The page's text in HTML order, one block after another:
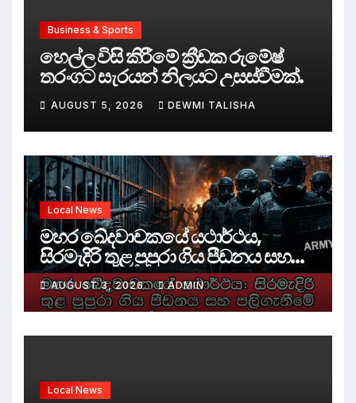
Business & Sports
හෙල්ල විසි කිරීමේ ක්‍රීඩක රුමේෂ්
තරංගට සැරයන් නිලයට උසස්වීමක්.
AUGUST 5, 2026 DEWMI TALISHA
Local News
මහර ඛේදවාචකයේ යථාර්ථය,
සිරමැදිරි තුළ පුපුරා ගිය පීඩනය සහ
පලිගැනීමේ දේශපාලනය
AUGUST 3, 2026 ADMIN
Local News